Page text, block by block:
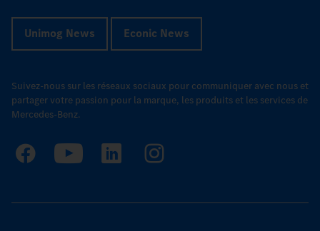
Unimog News Econic News
Suivez-nous sur les réseaux sociaux pour communiquer avec nous et
partager votre passion pour la marque, les produits et les services de
Mercedes-Benz.